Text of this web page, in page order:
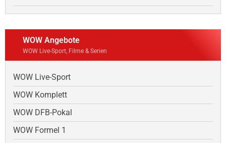
WOW Angebote
WOW Live-Sport, Filme & Serien
WOW Live-Sport
WOW Komplett
WOW DFB-Pokal
WOW Formel 1